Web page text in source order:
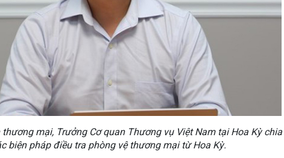
mại, Trưởng Cơ quan Thương vụ Việt Nam tại Hoa Kỳ chia
biện pháp điều tra phòng vệ thương mại từ Hoa Kỳ.